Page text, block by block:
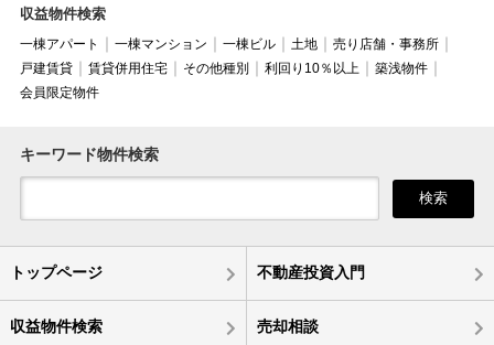
収益物件検索
一棟アパート 一棟マンション 一棟ビル 土地
売り店舗・事務所
戸建賃貸
賃貸併用住宅 その他種別 利回り10％以上
築浅物件
会員限定物件
キーワード物件検索
検索
トップページ 不動産投資入門
収益物件検索 売却相談